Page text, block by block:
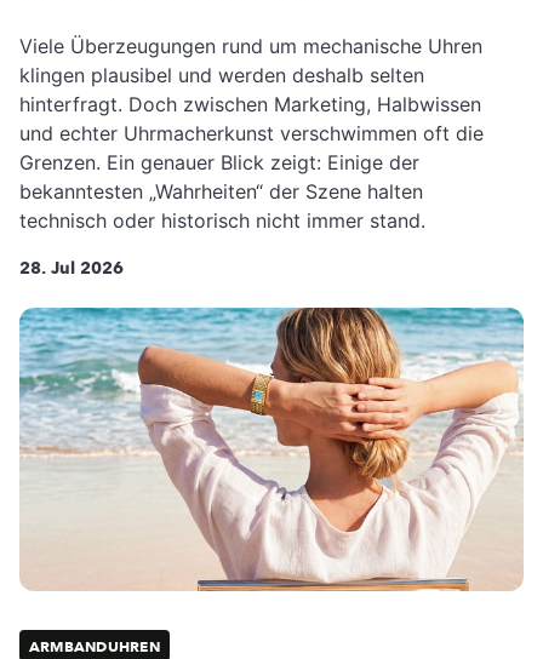
Viele Überzeugungen rund um mechanische Uhren
klingen plausibel und werden deshalb selten
hinterfragt. Doch zwischen Marketing, Halbwissen
und echter Uhrmacherkunst verschwimmen oft die
Grenzen. Ein genauer Blick zeigt: Einige der
bekanntesten „Wahrheiten“ der Szene halten
technisch oder historisch nicht immer stand.
28. Jul 2026
ARMBANDUHREN